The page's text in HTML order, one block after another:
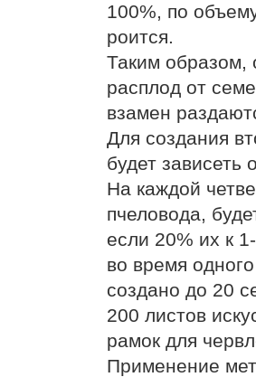
100%, по
роится.
Таким образом,
расплод от
взамен
Для создания
будет зависеть
На каждой
пчеловода,
если 20% их к
во время
создано до 20
200 листов
рамок для
Применение